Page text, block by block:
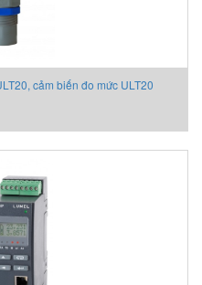
cảm biến đo mức ULT20